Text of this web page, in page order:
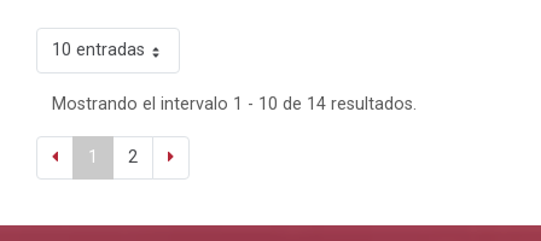
10 entradas
Mostrando el intervalo 1 - 10 de 14 resultados.
1 2